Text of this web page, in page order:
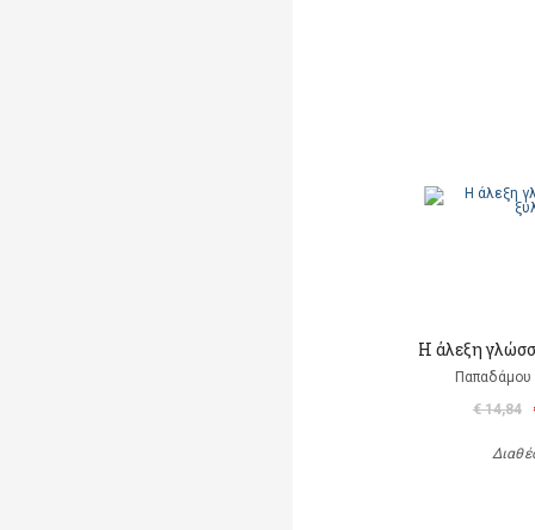
Η άλεξη
Παπαδάμου
€ 14,84